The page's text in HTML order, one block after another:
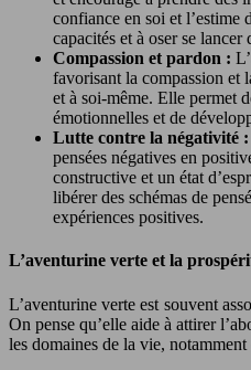
confiance en soi et l’estime
capacités et à oser se
Compassion et pardon :
favorisant la compassion et
et à soi-même. Elle permet
émotionnelles et de
Lutte contre la négativité :
pensées négatives en
constructive et un état
libérer des schémas de
expériences positives.
L’aventurine verte et la
L’aventurine verte est souvent
On pense qu’elle aide à attirer
les domaines de la vie,